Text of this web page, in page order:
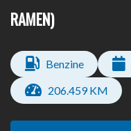
RAMEN)
Benzine
206.459 KM